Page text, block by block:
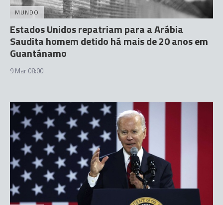
MUNDO
Estados Unidos repatriam para a Arábia
Saudita homem detido há mais de 20 anos em
Guantánamo
9 Mar 08:00